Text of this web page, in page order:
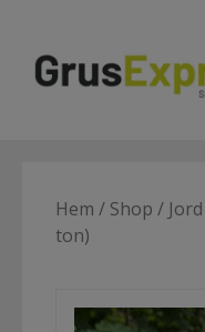
Hem / Shop / Jord
ton)